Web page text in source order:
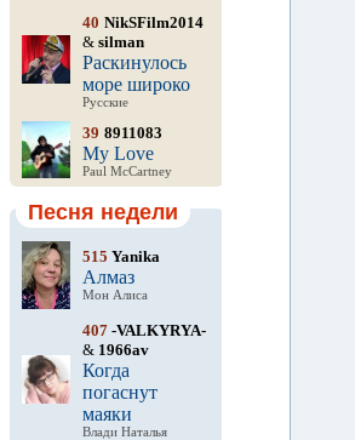
40 NikSFilm2014
& silman
Раскинулось
море широко
Русские
39 8911083
My Love
Paul McCartney
Песня недели
515 Yanika
Алмаз
Мон Алиса
407 -VALKYRYA-
& 1966av
Когда
погаснут
маяки
Влади Наталья